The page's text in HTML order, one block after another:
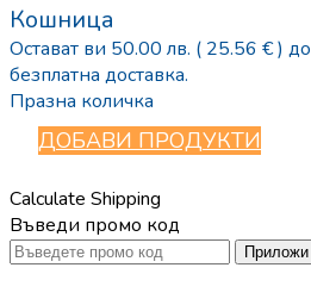
Кошница
Остават ви 50.00 лв. ( 25.56 € ) до
безплатна доставка.
Празна количка
ДОБАВИ ПРОДУКТИ
Calculate Shipping
Въведи промо код
Приложи